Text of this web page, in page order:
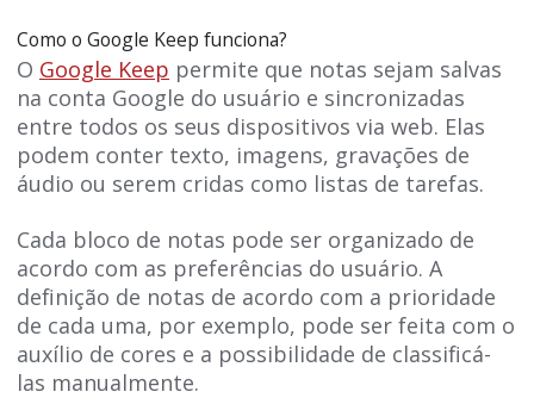
Como o Google Keep funciona?
O Google Keep permite que notas sejam salvas
na conta Google do usuário e sincronizadas
entre todos os seus dispositivos via web. Elas
podem conter texto, imagens, gravações de
áudio ou serem cridas como listas de tarefas.
Cada bloco de notas pode ser organizado de
acordo com as preferências do usuário. A
definição de notas de acordo com a prioridade
de cada uma, por exemplo, pode ser feita com o
auxílio de cores e a possibilidade de classificá-
las manualmente.